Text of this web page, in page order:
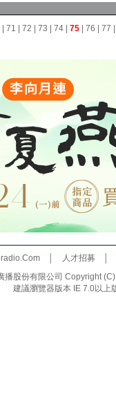
71 72 73 74 75 76 77
│ 人才招募
播股份有限公司 Copyright
建議瀏覽器版本 IE 7.0以上